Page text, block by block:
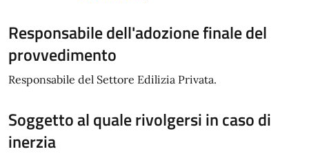
Responsabile dell'adozione finale del
provvedimento
Responsabile del Settore Edilizia Privata.
Soggetto al quale rivolgersi in caso di
inerzia